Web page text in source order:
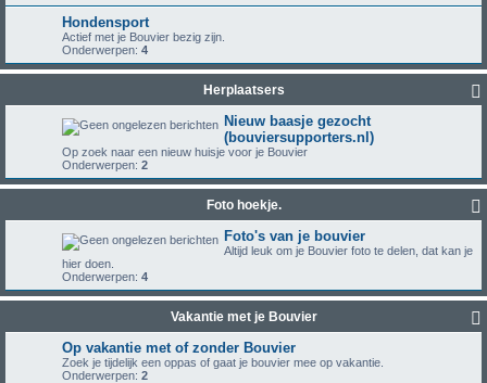
Hondensport
Actief met je Bouvier bezig zijn.
Onderwerpen: 4
Herplaatsers
Nieuw baasje gezocht
(bouviersupporters.nl)
Op zoek naar een nieuw huisje voor je Bouvier
Onderwerpen: 2
Foto hoekje.
Foto's van je bouvier
Altijd leuk om je Bouvier foto te delen, dat kan je
hier doen.
Onderwerpen: 4
Vakantie met je Bouvier
Op vakantie met of zonder Bouvier
Zoek je tijdelijk een oppas of gaat je bouvier mee op vakantie.
Onderwerpen: 2